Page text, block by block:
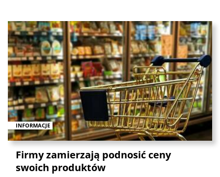
INFORMACJE
Firmy zamierzają podnosić ceny
swoich produktów